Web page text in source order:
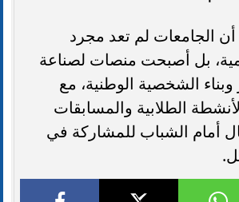
الجامعات لم تعد مجرد
بل أصبحت منصات لصناعة
وبناء الشخصية الوطنية، مع
الطلابية والمسابقات
أمام الشباب للمشاركة في